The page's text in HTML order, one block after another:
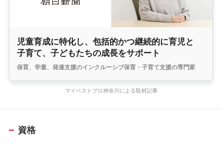
児童育成に特化し、包括的かつ継続的に育児と
子育て、子どもたちの成長をサポート
保育、学童、発達支援のインクルーシブ保育・子育て支援の専門家
マイベストプロ神奈川による取材記事
資格